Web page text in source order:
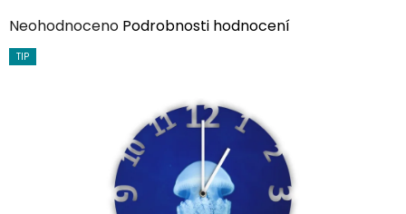
Průměrné
hodnocení
Neohodnoceno Podrobnosti hodnocení
TIP